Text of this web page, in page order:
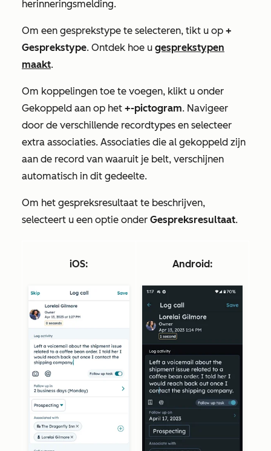
herinneringsmelding.
Om een gesprekstype te selecteren, tikt u op +
Gesprekstype. Ontdek hoe u gesprekstypen
maakt.
Om koppelingen toe te voegen, klikt u onder
Gekoppeld aan op het +-pictogram. Navigeer
door de verschillende recordtypes en selecteer
extra associaties. Associaties die al gekoppeld zijn
aan de record van waaruit je belt, verschijnen
automatisch in dit gedeelte.
Om het gespreksresultaat te beschrijven,
selecteert u een optie onder Gespreksresultaat.
iOS: Android: